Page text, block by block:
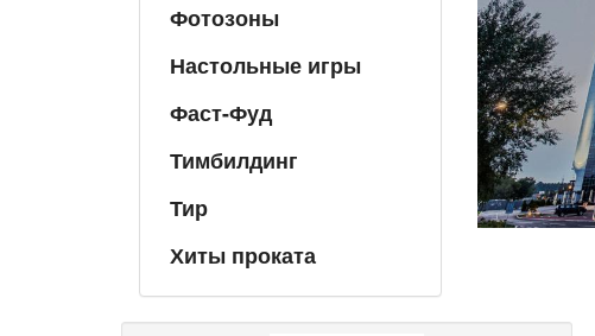
Фотозоны
Настольные игры
Фаст-Фуд
Тимбилдинг
Тир
Хиты проката